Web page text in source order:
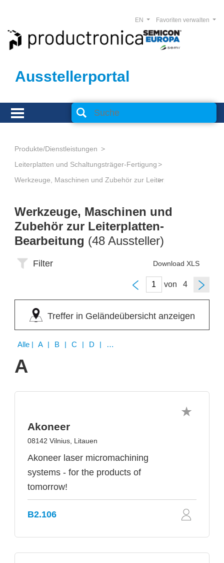
Ausstellerportal
Favoriten verwalten
EN
Produkte/Dienstleistungen
Leiterplatten und Schaltungsträger-Fertigung
Werkzeuge, Maschinen und Zubehör zur Leiterplatten-
Werkzeuge, Maschinen und
Zubehör zur Leiterplatten-
Bearbeitung (48 Aussteller)
Filter Download XLS
von
Treffer in Geländeübersicht anzeigen
Alle | A | B | C | D | E | F | G | H | I | J | L | M | P | S | T | U | W | Y
A
Akoneer
08142 Vilnius, Litauen
Akoneer laser micromachining
systems - for the products of
tomorrow!
B2.106